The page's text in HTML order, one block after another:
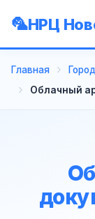
НРЦ
Главная
Облачный